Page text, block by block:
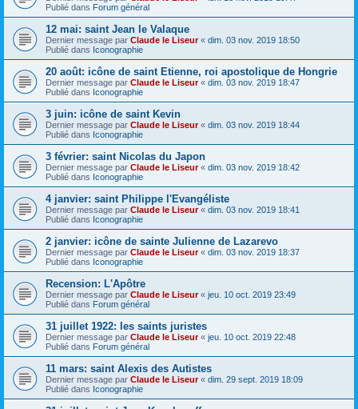
Publié dans Forum général
12 mai: saint Jean le Valaque
Dernier message par Claude le Liseur« dim. 03 nov. 2019 18:50
Publié dans Iconographie
20 août: icône de saint Etienne, roi apostolique de Hongrie
Dernier message par Claude le Liseur« dim. 03 nov. 2019 18:47
Publié dans Iconographie
3 juin: icône de saint Kevin
Dernier message par Claude le Liseur« dim. 03 nov. 2019 18:44
Publié dans Iconographie
3 février: saint Nicolas du Japon
Dernier message par Claude le Liseur« dim. 03 nov. 2019 18:42
Publié dans Iconographie
4 janvier: saint Philippe l'Evangéliste
Dernier message par Claude le Liseur« dim. 03 nov. 2019 18:41
Publié dans Iconographie
2 janvier: icône de sainte Julienne de Lazarevo
Dernier message par Claude le Liseur« dim. 03 nov. 2019 18:37
Publié dans Iconographie
Recension: L'Apôtre
Dernier message par Claude le Liseur« jeu. 10 oct. 2019 23:49
Publié dans Forum général
31 juillet 1922: les saints juristes
Dernier message par Claude le Liseur« jeu. 10 oct. 2019 22:48
Publié dans Forum général
11 mars: saint Alexis des Autistes
Dernier message par Claude le Liseur« dim. 29 sept. 2019 18:09
Publié dans Iconographie